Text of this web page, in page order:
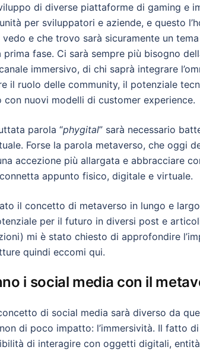
di diverse piattaforme di gaming e
per sviluppatori e aziende, e questo
e che trovo sarà sicuramente un
prima fase. Ci sarà sempre più bisogno
immersivo, di chi saprà integrare
il ruolo delle community, il potenziale
nuovi modelli di customer experience.
parola “phygital” sarà necessario
Forse la parola metaverso, che oggi
accezione più allargata e abbracciare
appunto fisico, digitale e virtuale.
il concetto di metaverso in lungo e
per il futuro in diversi post e
mi è stato chiesto di approfondire
quindi eccomi qui.
i social media con il
di social media sarà diverso da
di poco impatto: l’immersività. Il fatto
di interagire con oggetti digitali,